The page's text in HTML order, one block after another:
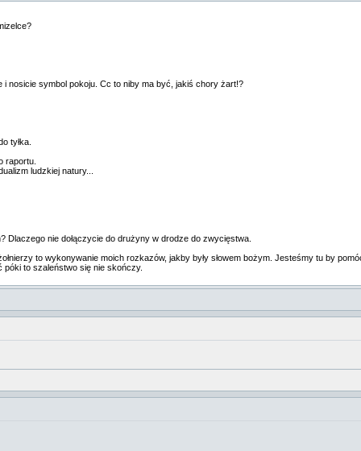
i nosicie symbol pokoju. Cc to niby ma być, jakiś chory żart!?
tyłka.
raportu.
ludzkiej natury...
Dlaczego nie dołączycie do drużyny w drodze do zwycięstwa.
to wykonywanie moich rozkazów, jakby były słowem bożym. Jesteśmy tu by
to szaleństwo się nie skończy.